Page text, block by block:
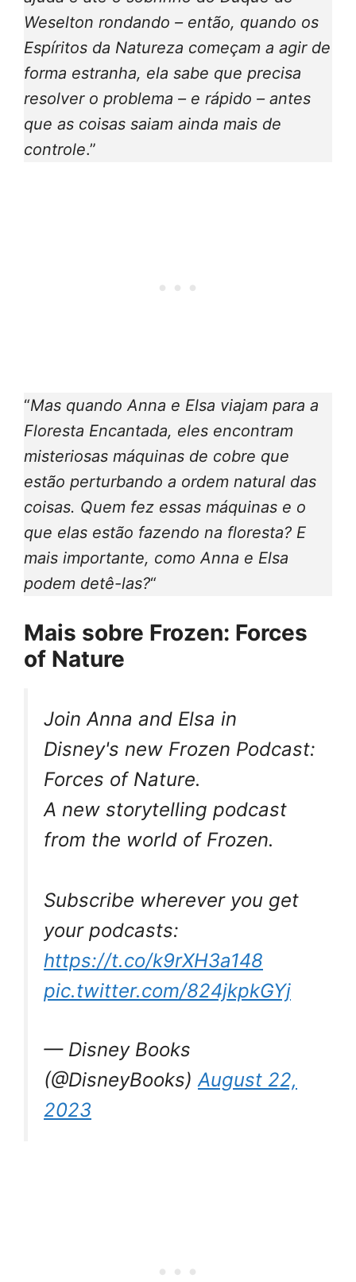
Weselton rondando – então, quando os
Espíritos da Natureza começam a agir de
forma estranha, ela sabe que precisa
resolver o problema – e rápido – antes
que as coisas saiam ainda mais de
controle.”
“Mas quando Anna e Elsa viajam para a
Floresta Encantada, eles encontram
misteriosas máquinas de cobre que
estão perturbando a ordem natural das
coisas. Quem fez essas máquinas e o
que elas estão fazendo na floresta? E
mais importante, como Anna e Elsa
podem detê-las?“
Mais sobre Frozen: Forces
of Nature
Join Anna and Elsa in
Disney's new Frozen Podcast:
Forces of Nature.
A new storytelling podcast
from the world of Frozen.
Subscribe wherever you get
your podcasts:
https://t.co/k9rXH3a148
pic.twitter.com/824jkpkGYj
— Disney Books
(@DisneyBooks)August 22,
2023